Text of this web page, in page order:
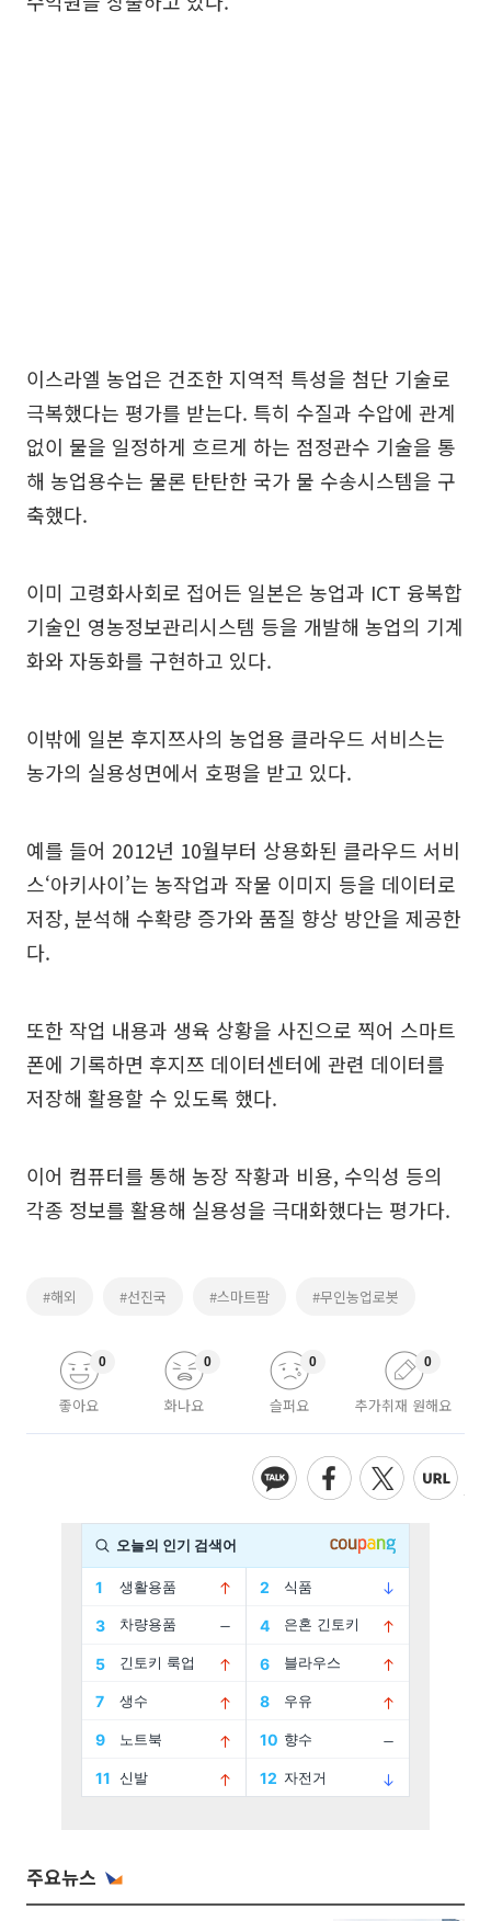
이스라엘 농업은 건조한 지역적 특성을 첨단 기술로
극복했다는 평가를 받는다. 특히 수질과 수압에 관계
없이 물을 일정하게 흐르게 하는 점정관수 기술을 통
해 농업용수는 물론 탄탄한 국가 물 수송시스템을 구
축했다.
이미 고령화사회로 접어든 일본은 농업과 ICT 융복합
기술인 영농정보관리시스템 등을 개발해 농업의 기계
화와 자동화를 구현하고 있다.
이밖에 일본 후지쯔사의 농업용 클라우드 서비스는
농가의 실용성면에서 호평을 받고 있다.
예를 들어 2012년 10월부터 상용화된 클라우드 서비
스‘아키사이’는 농작업과 작물 이미지 등을 데이터로
저장, 분석해 수확량 증가와 품질 향상 방안을 제공한
다.
또한 작업 내용과 생육 상황을 사진으로 찍어 스마트
폰에 기록하면 후지쯔 데이터센터에 관련 데이터를
저장해 활용할 수 있도록 했다.
이어 컴퓨터를 통해 농장 작황과 비용, 수익성 등의
각종 정보를 활용해 실용성을 극대화했다는 평가다.
#해외 #선진국 #스마트팜 #무인농업로봇
좋아요
0
화나요
0
슬퍼요
0
추가취재 원해요
0
주요뉴스